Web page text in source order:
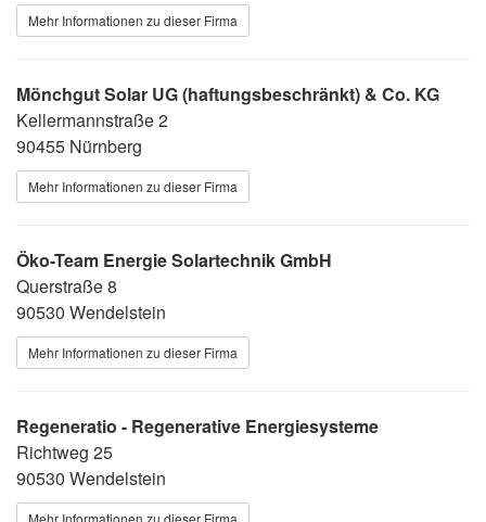
Mehr Informationen zu dieser Firma
Mönchgut Solar UG (haftungsbeschränkt) & Co. KG
Kellermannstraße 2
90455 Nürnberg
Mehr Informationen zu dieser Firma
Öko-Team Energie Solartechnik GmbH
Querstraße 8
90530 Wendelstein
Mehr Informationen zu dieser Firma
Regeneratio - Regenerative Energiesysteme
Richtweg 25
90530 Wendelstein
Mehr Informationen zu dieser Firma